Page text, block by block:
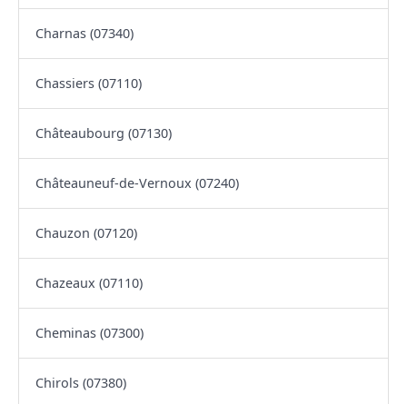
Charnas (07340)
Chassiers (07110)
Châteaubourg (07130)
Châteauneuf-de-Vernoux (07240)
Chauzon (07120)
Chazeaux (07110)
Cheminas (07300)
Chirols (07380)